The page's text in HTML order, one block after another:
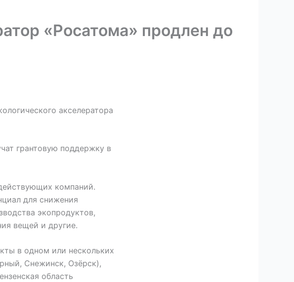
«Росатома» продлен до
акселератора
грантовую поддержку в
компаний.
для снижения
экопродуктов,
вещей и другие.
в одном или нескольких
Снежинск, Озёрск),
область